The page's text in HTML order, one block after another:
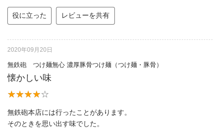
役に立った レビューを共有
2020年09月20日
無鉄砲 つけ麺無心 濃厚豚骨つけ麺（つけ麺・豚骨）
懐かしい味
無鉄砲本店には行ったことがあります。
そのときを思い出す味でした。